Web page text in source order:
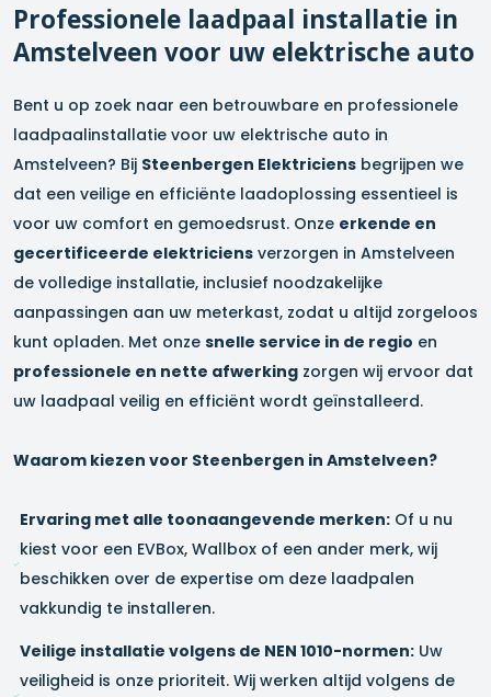
Professionele laadpaal installatie in
Amstelveenvoor uw elektrische auto
Bent u op zoek naar een betrouwbare en professionele
laadpaalinstallatie voor uw elektrische auto in
Amstelveen? Bij Steenbergen Elektriciens begrijpen we
dat een veilige en efficiënte laadoplossing essentieel is
voor uw comfort en gemoedsrust. Onze erkende en
gecertificeerde elektriciens verzorgen in Amstelveen
de volledige installatie, inclusief noodzakelijke
aanpassingen aan uw meterkast, zodat u altijd zorgeloos
kunt opladen. Met onze snelle service in de regio en
professionele en nette afwerking zorgen wij ervoor dat
uw laadpaal veilig en efficiënt wordt geïnstalleerd.
Waarom kiezen voor Steenbergen in Amstelveen?
Ervaring met alle toonaangevende merken: Of u nu
kiest voor een EVBox, Wallbox of een ander merk, wij
beschikken over de expertise om deze laadpalen
vakkundig te installeren.
Veilige installatie volgens de NEN 1010-normen: Uw
veiligheid is onze prioriteit. Wij werken altijd volgens de